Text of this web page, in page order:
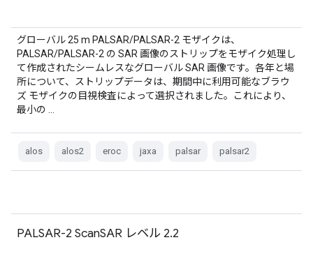
グローバル 25 m PALSAR/PALSAR-2 モザイクは、
PALSAR/PALSAR-2 の SAR 画像のストリップをモザイク処理し
て作成されたシームレスなグローバル SAR 画像です。各年と場
所について、ストリップデータは、期間中に利用可能なブラウ
ズ モザイクの目視検査によって選択されました。これにより、
最小の …
alos alos2 eroc jaxa palsar palsar2
PALSAR-2 ScanSAR レベル 2.2